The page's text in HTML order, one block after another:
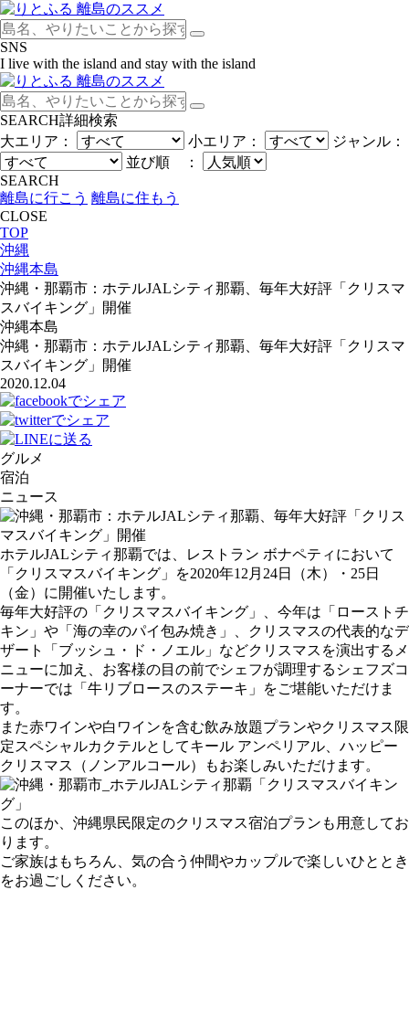
SNS
I live with the island and stay with the island
SEARCH詳細検索
大エリア：
小エリア：
ジャンル：
並び順 ：
SEARCH
離島に行こう 離島に住もう
CLOSE
TOP
沖縄
沖縄本島
沖縄・那覇市：ホテルJALシティ那覇、毎年大好評「クリスマ
スバイキング」開催
沖縄本島
沖縄・那覇市：ホテルJALシティ那覇、毎年大好評「クリスマ
スバイキング」開催
2020.12.04
グルメ
宿泊
ニュース
ホテルJALシティ那覇では、レストラン ボナペティにおいて
「クリスマスバイキング」を2020年12月24日（木）・25日
（金）に開催いたします。
毎年大好評の「クリスマスバイキング」、今年は「ローストチ
キン」や「海の幸のパイ包み焼き」、クリスマスの代表的なデ
ザート「ブッシュ・ド・ノエル」などクリスマスを演出するメ
ニューに加え、お客様の目の前でシェフが調理するシェフズコ
ーナーでは「牛リブロースのステーキ」をご堪能いただけま
す。
また赤ワインや白ワインを含む飲み放題プランやクリスマス限
定スペシャルカクテルとしてキール アンペリアル、ハッピー
クリスマス（ノンアルコール）もお楽しみいただけます。
このほか、沖縄県民限定のクリスマス宿泊プランも用意してお
ります。
ご家族はもちろん、気の合う仲間やカップルで楽しいひととき
をお過ごしください。